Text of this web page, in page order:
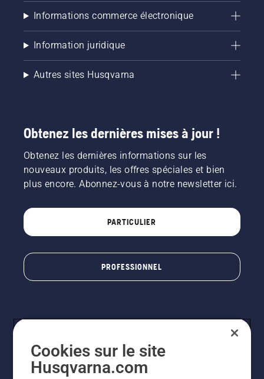
Informations commerce électronique
Information juridique
Autres sites Husqvarna
Obtenez les dernières mises à jour !
Obtenez les dernières informations sur les
nouveaux produits, les offres spéciales et bien
plus encore. Abonnez-vous à notre newsletter ici.
PARTICULIER
PROFESSIONNEL
Cookies sur le site
Husqvarna.com